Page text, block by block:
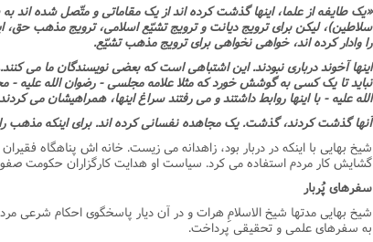
«یک طایفه از علما، اینها گذشت کرده اند از یک مقاماتى و متّصل شده اند
سلاطین)، لیکن براى ترویج دیانت و ترویج تشیّع اسلامى، ترویج مذهب
را وادار کرده اند، خواهى نخواهى براى ترویج مذهب تشیّع.
اینها آخوند دربارى نبودند. این اشتباهى است که بعضى نویسندگان ما مى
نباید تا یک کسى به گوشش خورد که مثلا علامه مجلسى - رضوان الله علیه -
الله علیه - با اینها روابط داشتند و مى رفتند سراغ اینها، همراهیشان مى
آنها گذشت کردند، گذشت. یک مجاهده نفسانى کرده اند. براى اینکه مذهب را
شیخ بهایى با اینکه در دربار بود، زاهدانه مى زیست. خانه اش پناهگاه
گشایش کار مردم استفاده مى کرد. سیاست او هدایت کارگزاران حکومت صفوى
سفرهاى پُربار
شیخ بهایى مدتها شیخ الاسلامِ هرات و در آن دیار پاسخگوى احکام شرعى
به سفرهاى علمى و تحقیقى پرداخت.